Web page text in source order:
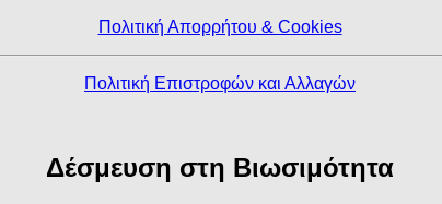
Πολιτική Απορρήτου & Cookies
Πολιτική Επιστροφών και Αλλαγών
Δέσμευση στη Βιωσιμότητα